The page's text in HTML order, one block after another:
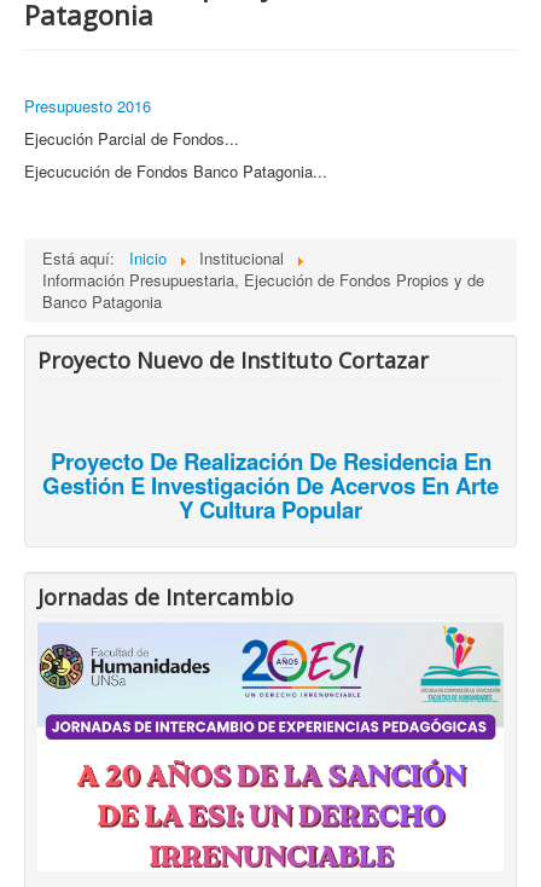
Patagonia
Presupuesto 2016
Ejecución Parcial de Fondos...
Ejecucución de Fondos Banco Patagonia...
Está aquí: Inicio
Institucional
Información Presupuestaria, Ejecución de Fondos Propios y de
Banco Patagonia
Proyecto Nuevo de Instituto Cortazar
Proyecto De Realización De Residencia En
Gestión E Investigación De Acervos En Arte
Y Cultura Popular
Jornadas de Intercambio